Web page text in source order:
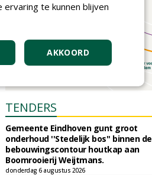
TENDERS
Gemeente Eindhoven gunt groot
onderhoud ''Stedelijk bos'' binnen de
bebouwingscontour houtkap aan
Boomrooierij Weijtmans.
donderdag 6 augustus 2026
te kunnen blijven
AKKOORD